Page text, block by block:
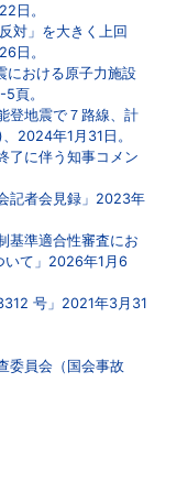
日。
対」を大きく上回
日。
における原子力施設
頁。
登地震で７路線、計
2024年1月31日。
了に伴う知事コメン
記者会見録」2023年
基準適合性審査にお
いて」2026年1月6
号」2021年3月31
委員会（国会事故